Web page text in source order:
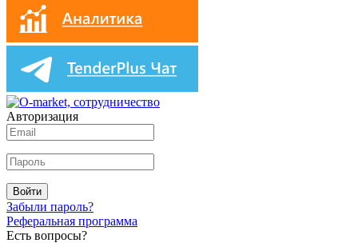
Авторизация
Войти
Забыли пароль?
Реферальная программа
Есть вопросы?